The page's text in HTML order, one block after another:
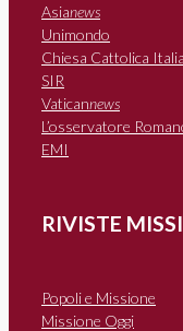
Asianews
Unimondo
Chiesa Cattolica
SIR
Vaticannews
L’osservatore
EMI
RIVISTE
Popoli e Missione
Missione Oggi